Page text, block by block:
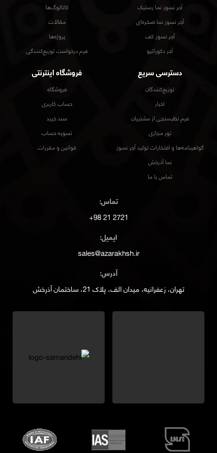
آجر نسوز نما رستیک
آجر نسوز نما صخره‌ای
آجر نسوز کف
آجر دکوراتیو
کاتالوگ‌ها
مقالات
پروژه‌ها
فرم درخواست توزیع‌کنندگی
دسترسی سریع
توزیع‌کنندگان
اخبار
فرم نظرسنجی از مشتریان
تور مجازی
گواهینامه‌ها و افتخارات تولید آجر نسوز
نما آذرخش
تماس با ما
فروشگاه اینترنتی
فروشگاه
حساب کاربری
سبد خرید
تسویه حساب
قوانین و مقررات
تماس:
2721 21 98+
ایمیل:
sales@azarakhsh.ir
آدرس:
تهران، زعفرانیه، میدان الف، پلاک 21، ساختمان آذرخش